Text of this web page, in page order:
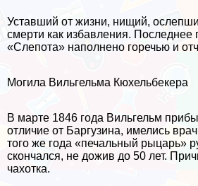
Уставший от жизни, нищий,
cмepти как избавления. Последнее
«Слепота» наполнено горечью и
Могила Вильгельма Кюхельбекера
В марте 1846 года Вильгельм
отличие от Баргузина, имелись
того же года «печальный рыцарь»
скончался, не дожив до 50 лет.
чахотка.